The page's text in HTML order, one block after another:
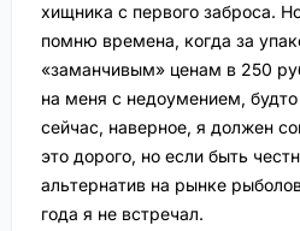
хищника с первого заброса.
помню времена, когда за
«заманчивым» ценам в 250
на меня с недоумением,
сейчас, наверное, я должен
это дорого, но если быть
альтернатив на рынке
года я не встречал.